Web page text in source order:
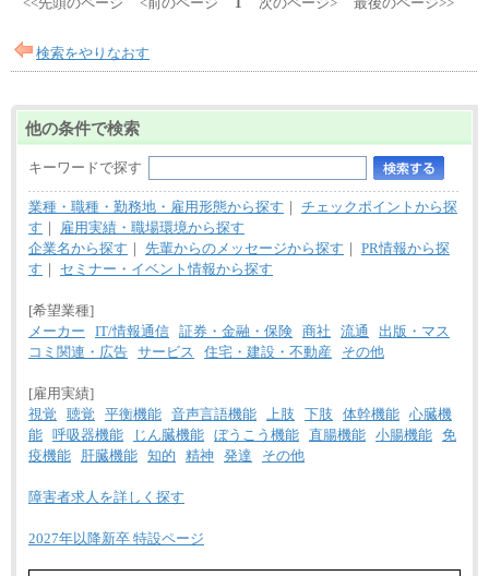
検索をやりなおす
他の条件で検索
キーワードで探す
業種・職種・勤務地・雇用形態から探す ｜ チェックポイントから探
す ｜
雇用実績・職場環境から探す
企業名から探す ｜ 先輩からのメッセージから探す ｜ PR情報から探
す ｜ セミナー・イベント情報から探す
[希望業種]
メーカー
IT/情報通信 証券・金融・保険 商社 流通
出版・マス
コミ関連・広告 サービス 住宅・建設・不動産 その他
[雇用実績]
視覚
聴覚 平衡機能 音声言語機能 上肢 下肢 体幹機能 心臓機
能 呼吸器機能 じん臓機能 ぼうこう機能 直腸機能 小腸機能 免
疫機能
肝臓機能 知的 精神 発達 その他
障害者求人を詳しく探す
2027年以降新卒 特設ページ